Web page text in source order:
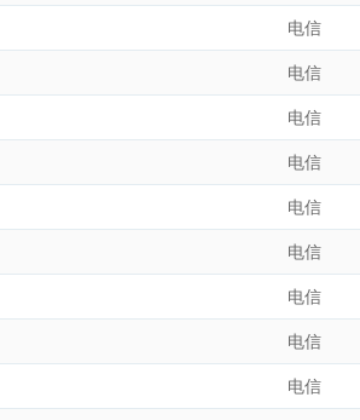
电信
电信
电信
电信
电信
电信
电信
电信
电信